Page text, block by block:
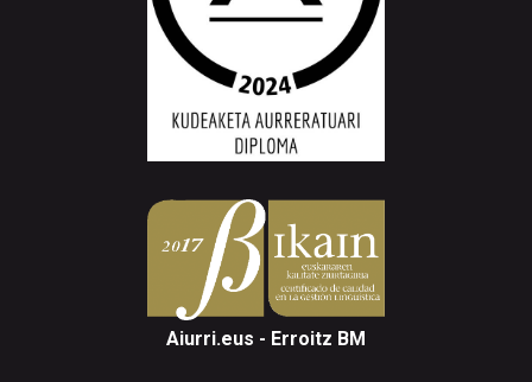
Aiurri.eus - Erroitz BM